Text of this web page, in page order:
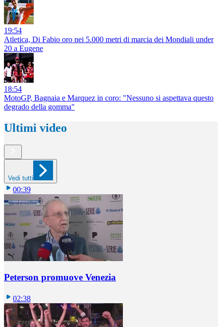
19:54
Atletica, Di Fabio oro nei 5.000 metri di marcia dei Mondiali under
20 a Eugene
18:54
MotoGP, Bagnaia e Marquez in coro: "Nessuno si aspettava questo
degrado della gomma"
Ultimi video
Vedi tutti
00:39
Peterson promuove Venezia
02:38